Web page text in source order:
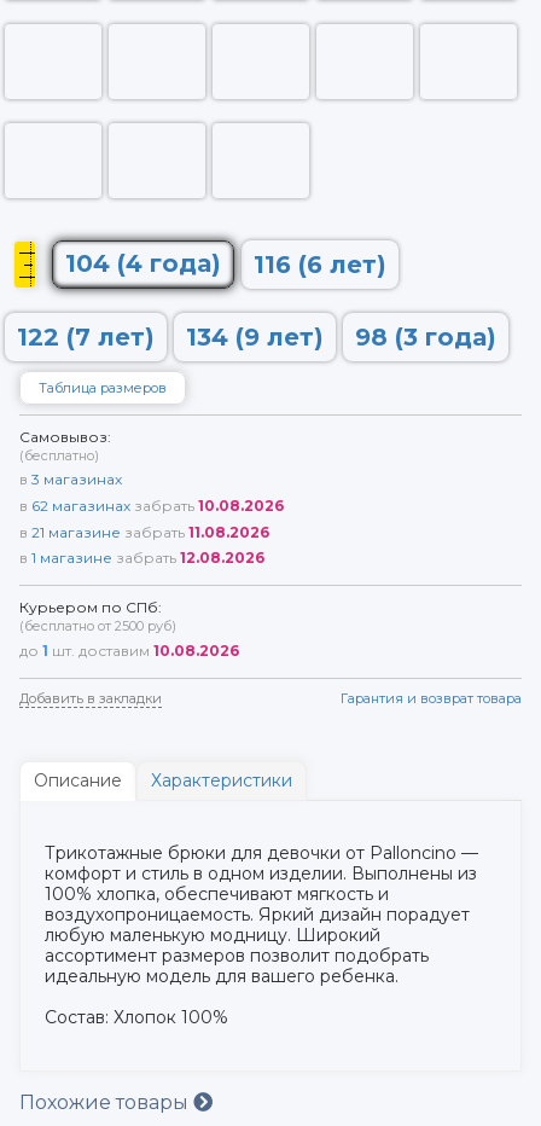
104 (4 года) 116 (6 лет)
122 (7 лет) 134 (9 лет) 98 (3 года)
Таблица размеров
Самовывоз:
(бесплатно)
в 3 магазинах
в 62 магазинах забрать 10.08.2026
в 21 магазине забрать 11.08.2026
в 1 магазине забрать 12.08.2026
Курьером по СПб:
(бесплатно от 2500 руб)
до 1 шт. доставим 10.08.2026
Добавить в закладки Гарантия и возврат товара
Описание Характеристики
Трикотажные брюки для девочки от Palloncino —
комфорт и стиль в одном изделии. Выполнены из
100% хлопка, обеспечивают мягкость и
воздухопроницаемость. Яркий дизайн порадует
любую маленькую модницу. Широкий
ассортимент размеров позволит подобрать
идеальную модель для вашего ребенка.
Состав: Хлопок 100%
Похожие товары